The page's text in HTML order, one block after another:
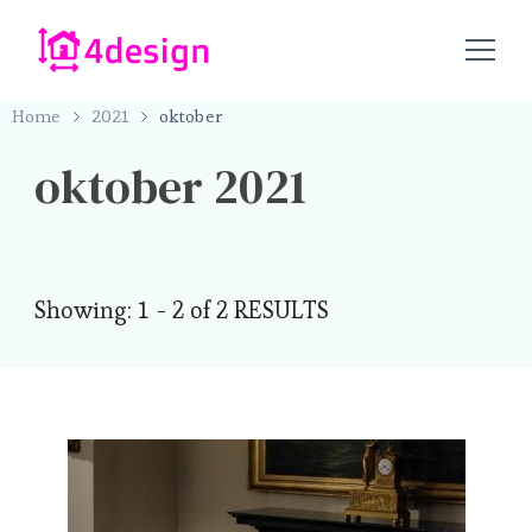
4design.nu
Home 2021 oktober
oktober 2021
Showing: 1 - 2 of 2 RESULTS